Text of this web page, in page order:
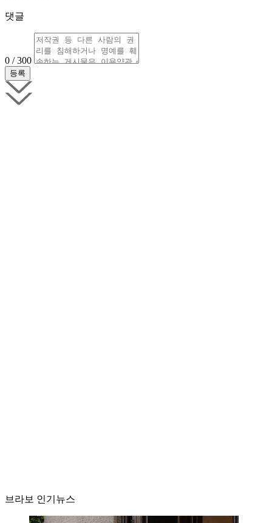
댓글
0 / 300
브라보 인기뉴스